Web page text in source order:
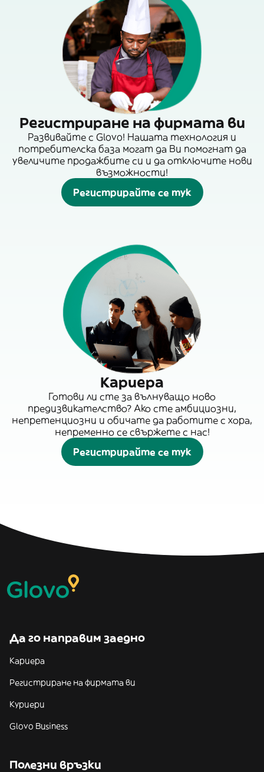
Регистриране на фирмата ви
Развивайте с Glovo! Нашата технология и
потребителска база могат да Ви помогнат да
увеличите продажбите си и да отключите нови
възможности!
Регистрирайте се тук
Кариера
Готови ли сте за вълнуващо ново
предизвикателство? Ако сте амбициозни,
непретенциозни и обичате да работите с хора,
непременно се свържете с нас!
Регистрирайте се тук
Да го направим заедно
Кариера
Регистриране на фирмата ви
Куриери
Glovo Business
Полезни връзки